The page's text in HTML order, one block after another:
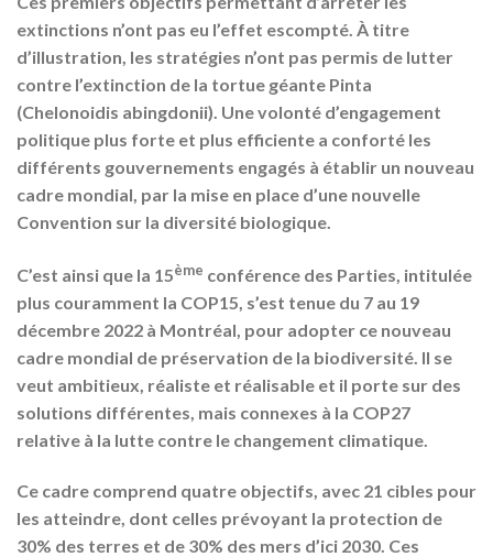
extinctions n’ont pas eu l’effet escompté. À titre
d’illustration, les stratégies n’ont pas permis de lutter
contre l’extinction de la tortue géante Pinta
(Chelonoidis abingdonii). Une volonté d’engagement
politique plus forte et plus efficiente a conforté les
différents gouvernements engagés à établir un nouveau
cadre mondial, par la mise en place d’une nouvelle
Convention sur la diversité biologique.
C’est ainsi que la 15ème conférence des Parties, intitulée
plus couramment la COP15, s’est tenue du 7 au 19
décembre 2022 à Montréal, pour adopter ce nouveau
cadre mondial de préservation de la biodiversité. Il se
veut ambitieux, réaliste et réalisable et il porte sur des
solutions différentes, mais connexes à la COP27
relative à la lutte contre le changement climatique.
Ce cadre comprend quatre objectifs, avec 21 cibles pour
les atteindre, dont celles prévoyant la protection de
30% des terres et de 30% des mers d’ici 2030. Ces